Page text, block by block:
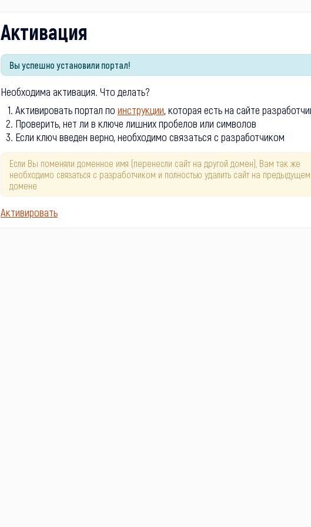
Активация
Вы успешно установили портал!
Необходима активация. Что делать?
Активировать портал по инструкции, которая есть на сайте
Проверить, нет ли в ключе лишних пробелов или символов
Если ключ введен верно, необходимо связаться с разработчиком
Если Вы поменяли доменное имя (перенесли сайт на другой домен), Вам так же
необходимо связаться с разработчиком и полностью удалить сайт на предыдущем
домене
Активировать